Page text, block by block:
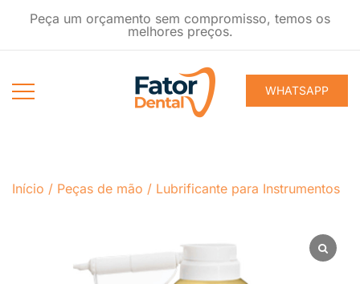
Peça um orçamento sem compromisso, temos os
melhores preços.
WHATSAPP
Início / Peças de mão / Lubrificante para Instrumentos